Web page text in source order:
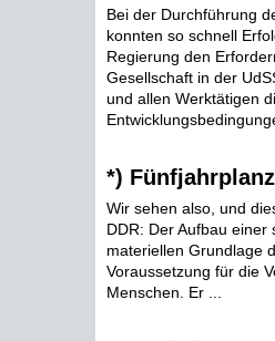
Bei der Durchführung
konnten so schnell
Regierung den
Gesellschaft in der
und allen Werktätigen
*)
Wir sehen also, und
DDR: Der Aufbau
materiellen Grundlage
Voraussetzung für die
Menschen. Er ...